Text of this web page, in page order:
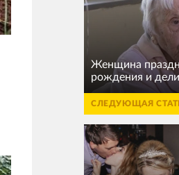
Женщина
рождения и
СЛЕДУЮЩАЯ